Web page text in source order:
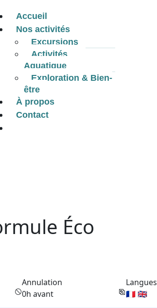
Accueil
Nos activités
Excursions
Activités
Aquatique
Exploration & Bien-
être
À propos
Contact
Éco
Annulation
0h avant
Langues
🇫🇷 🇬🇧